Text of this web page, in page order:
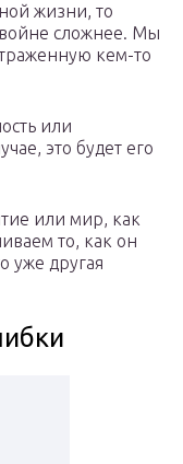
жизни, то
сложнее. Мы
кем-то
или
это будет его
или мир, как
то, как он
уже другая